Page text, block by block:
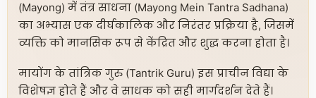
(Mayong) में तंत्र साधना (Mayong Mein Tantra Sadhana)
का अभ्यास एक दीर्घकालिक और निरंतर प्रक्रिया है, जिसमें
व्यक्ति को मानसिक रूप से केंद्रित और शुद्ध करना होता है।
मायोंग के तांत्रिक गुरु (Tantrik Guru) इस प्राचीन विद्या के
विशेषज्ञ होते हैं और वे साधक को सही मार्गदर्शन देते हैं।